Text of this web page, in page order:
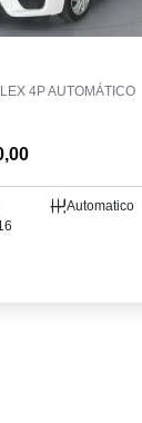
4P AUTOMÁTICO
Automatico